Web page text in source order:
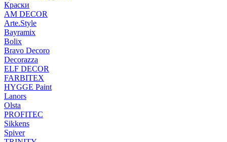
Краски
AM DECOR
Arte.Style
Bayramix
Bolix
Bravo Decoro
Decorazza
ELF DECOR
FARBITEX
HYGGE Paint
Lanors
Olsta
PROFITEC
Sikkens
Spiver